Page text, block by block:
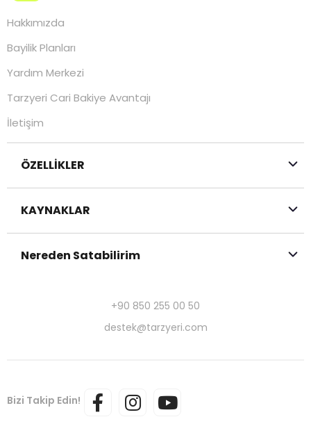
Hakkımızda
Bayilik Planları
Yardım Merkezi
Tarzyeri Cari Bakiye Avantajı
İletişim
ÖZELLİKLER
KAYNAKLAR
Nereden Satabilirim
+90 850 255 00 50
destek@tarzyeri.com
Bizi Takip Edin!